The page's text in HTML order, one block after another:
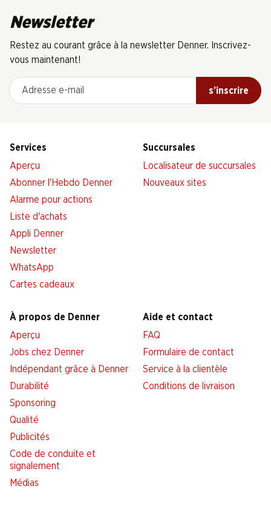
Newsletter
Restez au courant grâce à la newsletter Denner. Inscrivez-
vous maintenant!
Adresse e-mail
s’inscrire
Services
Aperçu
Abonner l'Hebdo Denner
Alarme pour actions
Liste d'achats
Appli Denner
Newsletter
WhatsApp
Cartes cadeaux
Succursales
Localisateur de succursales
Nouveaux sites
À propos de Denner
Aperçu
Jobs chez Denner
Indépendant grâce à Denner
Durabilité
Sponsoring
Qualité
Publicités
Code de conduite et
signalement
Médias
Aide et contact
FAQ
Formulaire de contact
Service à la clientèle
Conditions de livraison